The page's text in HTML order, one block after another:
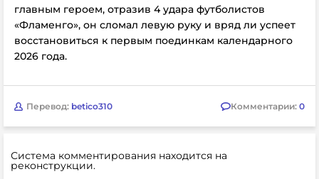
главным героем, отразив 4 удара футболистов
«Фламенго», он сломал левую руку и вряд ли успеет
восстановиться к первым поединкам календарного
2026 года.
Перевод: betico310 Комментарии: 0
Система комментирования находится на
реконструкции.